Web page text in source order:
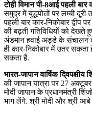
टोही विमान पी-8आई पहली बार
समुद्र में युद्धपोतों पर लम्‍बी दूरी
पहली बार कार-निकोबार द्वीप
की बढ़ती गतिविधियों को देखते
अंडमान हवाई अड्डे के संचालन
ही कार-निकोबार में उतर
सकता है.
भारत-जापान वार्षिक
की जापान यात्रा पर 27
मोदी जापान के प्रधानमंत्री
भाग लेंगे. श्री मोदी और श्री